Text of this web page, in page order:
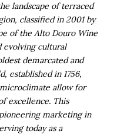
landscape of terraced
classified in 2001 by
of the Alto Douro Wine
evolving cultural
demarcated and
established in 1756,
allow for
excellence. This
marketing in
today as a